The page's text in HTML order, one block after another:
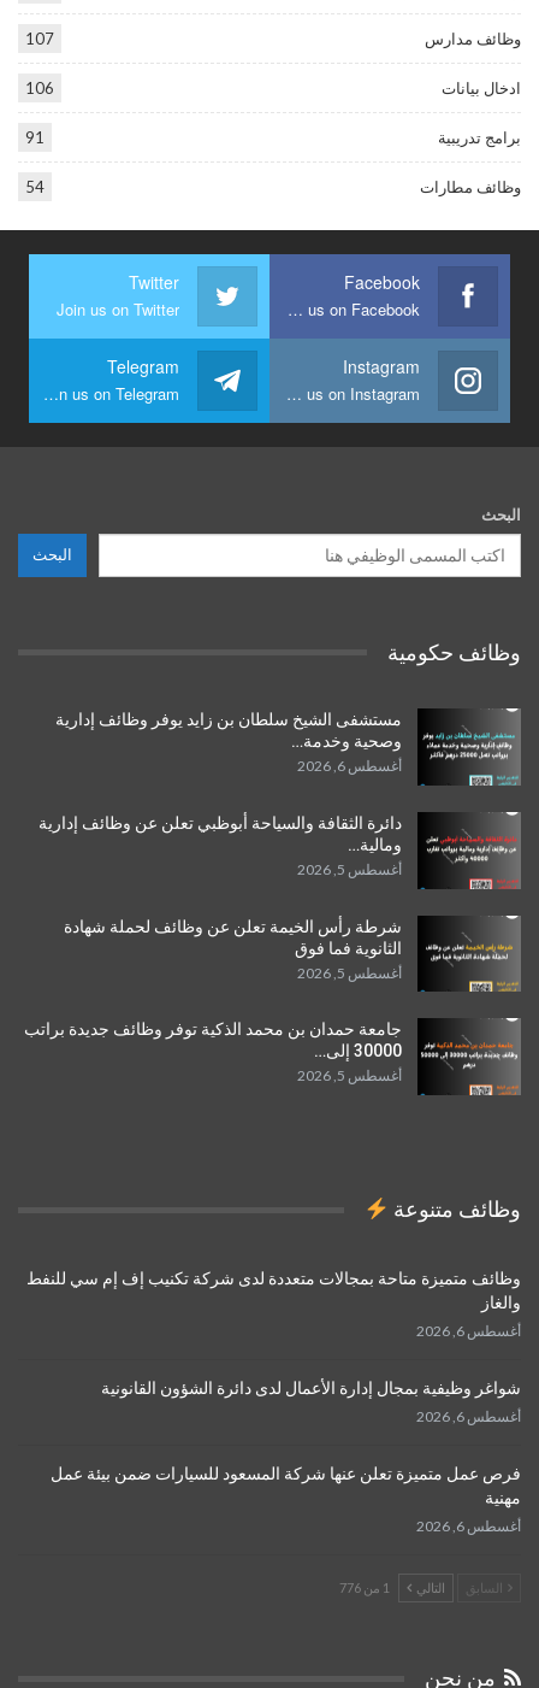
وظائف مدارس 107
ادخال بيانات 106
برامج تدريبية 91
وظائف مطارات 54
Facebook
Join us on Facebook
Twitter
Join us on Twitter
Instagram
Join us on Instagram
Telegram
Join us on Telegram
البحث
البحث
وظائف حكومية
مستشفى الشيخ سلطان بن زايد يوفر وظائف إدارية
وصحية وخدمة…
أغسطس 6, 2026
دائرة الثقافة والسياحة أبوظبي تعلن عن وظائف إدارية
ومالية…
أغسطس 5, 2026
شرطة رأس الخيمة تعلن عن وظائف لحملة شهادة
الثانوية فما فوق
أغسطس 5, 2026
جامعة حمدان بن محمد الذكية توفر وظائف جديدة براتب
30000 إلى…
أغسطس 5, 2026
وظائف متنوعة
وظائف متميزة متاحة بمجالات متعددة لدى شركة تكنيب إف إم سي للنفط
والغاز
أغسطس 6, 2026
شواغر وظيفية بمجال إدارة الأعمال لدى دائرة الشؤون القانونية
أغسطس 6, 2026
فرص عمل متميزة تعلن عنها شركة المسعود للسيارات ضمن بيئة عمل
مهنية
أغسطس 6, 2026
السابق التالي 1 من 776
من نحن